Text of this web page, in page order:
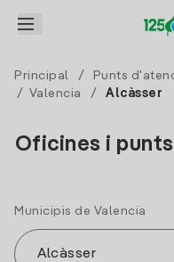
Principal /
Punts
/ Valencia / Alcàsser
Oficines i
Municipis de Valencia